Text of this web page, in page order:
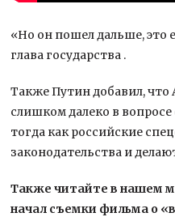
«Но он пошел дальше, это
глава государства .
Также Путин добавил,
слишком далеко в
тогда как российские
законодательства и
Также читайте в нашем
начал съемки фильма о